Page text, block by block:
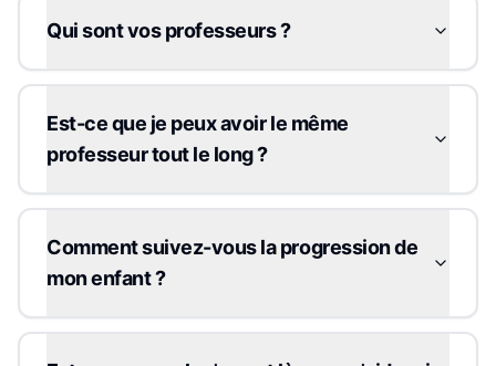
Qui sont vos professeurs ?
Est-ce que je peux avoir le même
professeur tout le long ?
Comment suivez-vous la progression de
mon enfant ?